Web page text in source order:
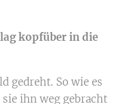
kopfüber in die
gedreht. So wie es
ihn weg gebracht